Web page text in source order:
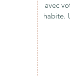
avec
habite.